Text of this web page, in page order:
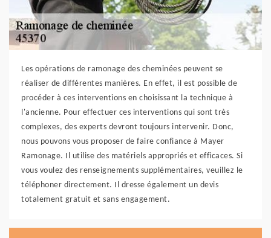
Les opérations de ramonage des cheminées peuvent se
réaliser de différentes manières. En effet, il est possible de
procéder à ces interventions en choisissant la technique à
l'ancienne. Pour effectuer ces interventions qui sont très
complexes, des experts devront toujours intervenir. Donc,
nous pouvons vous proposer de faire confiance à Mayer
Ramonage. Il utilise des matériels appropriés et efficaces. Si
vous voulez des renseignements supplémentaires, veuillez le
téléphoner directement. Il dresse également un devis
totalement gratuit et sans engagement.